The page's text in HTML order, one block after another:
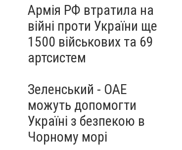
Армія РФ втратила на
війні проти України ще
1500 військових та 69
артсистем
Зеленський - ОАЕ
можуть допомогти
Україні з безпекою в
Чорному морі